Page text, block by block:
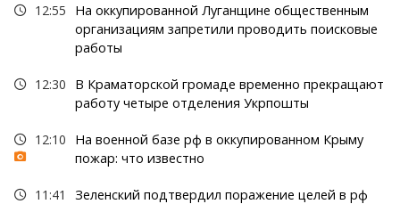
12:55
На оккупированной Луганщине общественным
организациям запретили проводить поисковые
работы
12:30
В Краматорской громаде временно прекращают
работу четыре отделения Укрпошты
12:10
На военной базе рф в оккупированном Крыму
пожар: что известно
11:41 Зеленский подтвердил поражение целей в рф